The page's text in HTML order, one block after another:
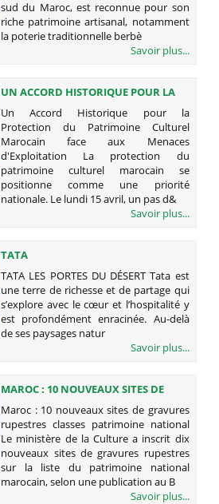
sud du Maroc, est reconnue pour son
riche patrimoine artisanal, notamment
la poterie traditionnelle berbè
Savoir plus...
UN ACCORD HISTORIQUE POUR LA
PROTECTION DU PATRIMOINE
CULTUREL MAROCAIN FACE AUX
MENACES D'EXPLOITATION
Un Accord Historique pour la
Protection du Patrimoine Culturel
Marocain face aux Menaces
d'Exploitation La protection du
patrimoine culturel marocain se
positionne comme une priorité
nationale. Le lundi 15 avril, un pas d&
Savoir plus...
TATA
TATA LES PORTES DU DÉSERT Tata est
une terre de richesse et de partage qui
s’explore avec le cœur et l’hospitalité y
est profondément enracinée. Au-delà
de ses paysages natur
Savoir plus...
MAROC : 10 NOUVEAUX SITES DE
GRAVURES RUPESTRES CLASSES
PATRIMOINE NATIONAL
Maroc : 10 nouveaux sites de gravures
rupestres classes patrimoine national
Le ministère de la Culture a inscrit dix
nouveaux sites de gravures rupestres
sur la liste du patrimoine national
marocain, selon une publication au B
Savoir plus...